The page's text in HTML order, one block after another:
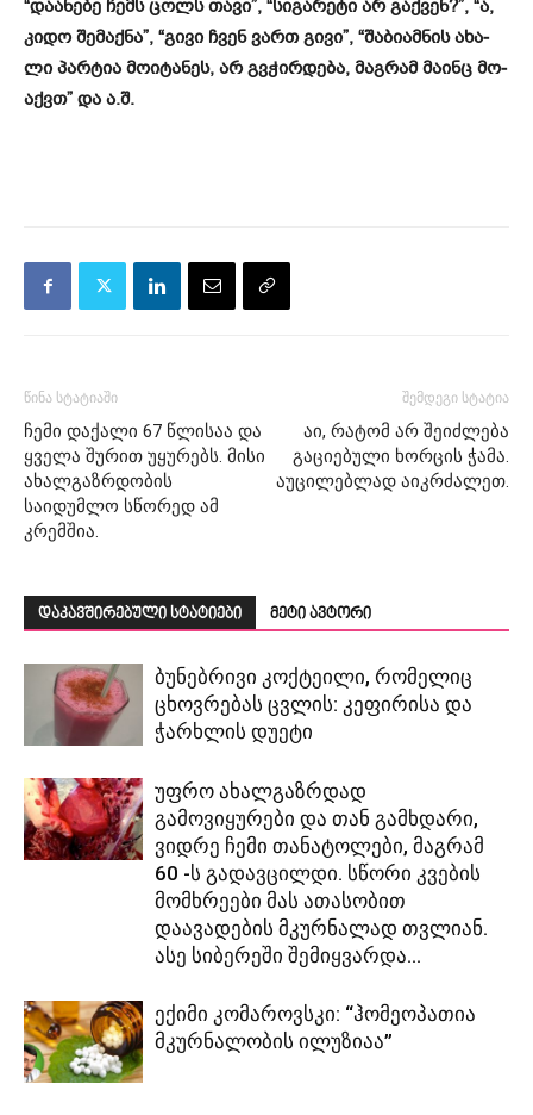
“და­ა­ნე­ბე ჩემს ცოლს თავი”, “სი­გა­რე­ტი არ გაქ­ვენ?”, “ა,
კიდო შე­მაქ­ნა”, “გივი ჩვენ ვართ გივი”, “შა­ბი­ამ­ნის ახა­
ლი პარ­ტია მო­ი­ტა­ნეს, არ გვჭირ­დე­ბა, მაგ­რამ მა­ინც მო­
აქვთ” და ა.შ.
წინა სტატიაში
ჩემი დაქალი 67 წლისაა და
ყველა შურით უყურებს. მისი
ახალგაზრდობის
საიდუმლო სწორედ ამ
კრემშია.
შემდეგი სტატია
აი, რატომ არ შეიძლება
გაციებული ხორცის ჭამა.
აუცილებლად აიკრძალეთ.
დაკავშირებული სტატიები მეტი ავტორი
ბუნებრივი კოქტეილი, რომელიც
ცხოვრებას ცვლის: კეფირისა და
ჭარხლის დუეტი
უფრო ახალგაზრდად
გამოვიყურები და თან გამხდარი,
ვიდრე ჩემი თანატოლები, მაგრამ
60 -ს გადავცილდი. სწორი კვების
მომხრეები მას ათასობით
დაავადების მკურნალად თვლიან.
ასე სიბერეში შემიყვარდა...
ექიმი კომაროვსკი: “ჰომეოპათია
მკურნალობის ილუზიაა”